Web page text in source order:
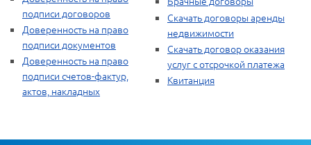
подписи договоров
Доверенность на право
подписи документов
Доверенность на право
подписи счетов-фактур,
актов, накладных
Скачать договоры аренды
недвижимости
Скачать договор оказания
услуг с отсрочкой платежа
Квитанция